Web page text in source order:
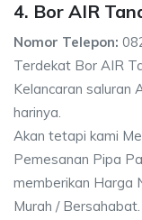
4. Bor AIR
Nomor Telepon:
Terdekat Bor AIR
Kelancaran saluran
harinya.
Akan tetapi kami
Pemesanan Pipa
memberikan Harga
Murah / Bersahabat.